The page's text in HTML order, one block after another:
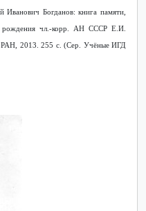
Иванович Богданов: книга памяти,
рождения чл.-корр. АН СССР Е.И.
2013. 255 с. (Сер. Учёные ИГД